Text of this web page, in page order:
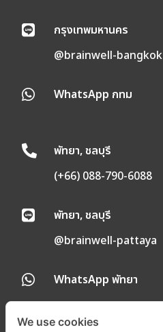

กรุงเทพมหานคร
@brainwell-bangkok
 WhatsApp กทม

พัทยา, ชลบุรี
(+66) 088-790-6088

พัทยา, ชลบุรี
@brainwell-pattaya
 WhatsApp พัทยา
We use cookies